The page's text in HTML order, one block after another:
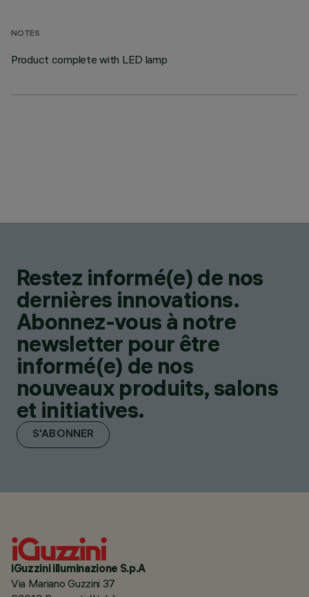
NOTES
Product complete with LED lamp
Restez informé(e) de nos
dernières innovations.
Abonnez-vous à notre
newsletter pour être
informé(e) de nos
nouveaux produits, salons
et initiatives.
S'ABONNER
iGuzzini illuminazione S.p.A
Via Mariano Guzzini 37